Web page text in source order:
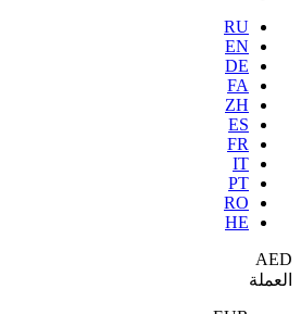
RU
EN
DE
FA
ZH
ES
FR
IT
PT
RO
HE
AED
العملة